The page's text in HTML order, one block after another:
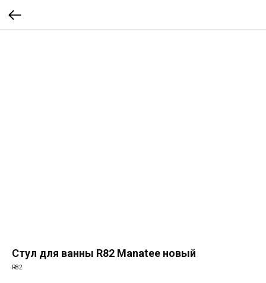
Стул для ванны R82 Manatee новый
R82